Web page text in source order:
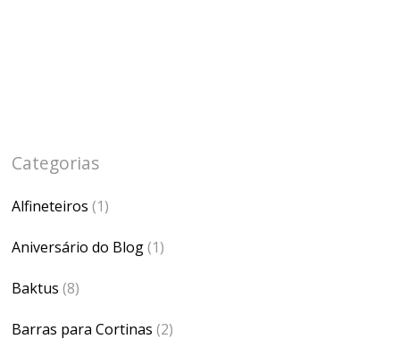
Categorias
Alfineteiros (1)
Aniversário do Blog(1)
Baktus (8)
Barras para Cortinas (2)